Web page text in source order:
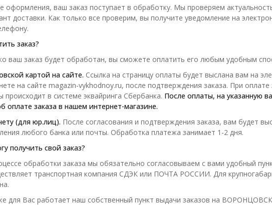
оформления, ваш заказ поступает в обработку. Мы проверяем
доставки. Как только все проверим, вы получите уведомление на
заказ?
ваш заказ будет обработан, вы сможете оплатить его любым удобным
картой на сайте. Ссылка на страницу оплаты будет выслана вам на
на сайте magazin-vykhodnoy.ru, после подтверждения заказа. При
происходит в системе эквайринга Сбербанка. После оплаты, на указанную
оплате заказа в нашем интернет-магазине.
(для юр.лиц). После согласования и подтверждения заказа, вам будет
любого банка или почты. Обработка платежа занимает 1-2 дня.
получить свой заказ?
обработки заказа мы обязательно согласовываем с вами удобный
транспортная компания СДЭК или ПОЧТА РОССИИ. Для
для Вас работает наш собственный пункт выдачи заказов на